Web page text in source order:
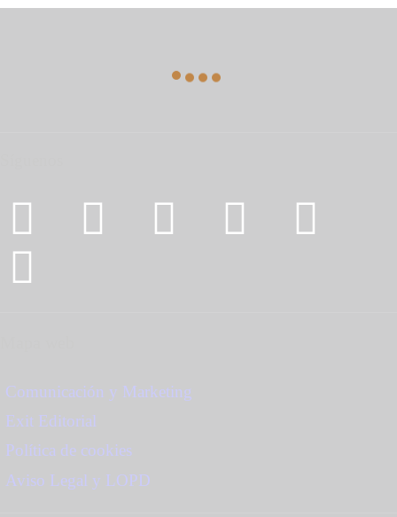
Comunicación y Marketing
Exit Editorial
Política de cookies
Aviso Legal y LOPD